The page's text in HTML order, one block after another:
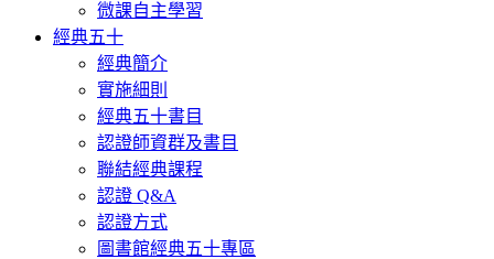
微課自主學習
經典五十
經典簡介
實施細則
經典五十書目
認證師資群及書目
聯結經典課程
認證 Q&A
認證方式
圖書館經典五十專區